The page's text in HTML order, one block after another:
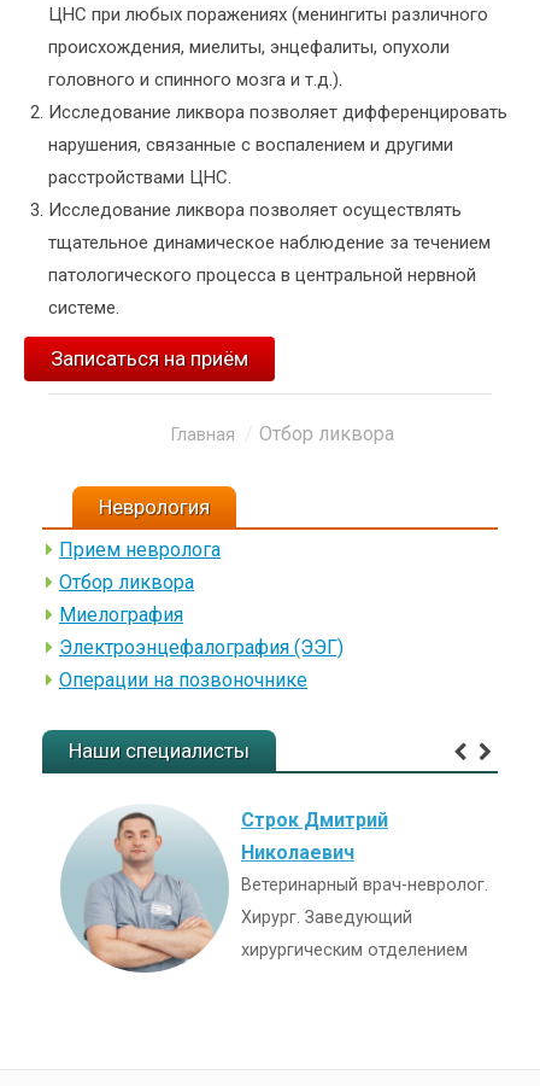
ЦНС при любых поражениях (менингиты различного
происхождения, миелиты, энцефалиты, опухоли
головного и спинного мозга и т.д.).
Исследование ликвора позволяет дифференцировать
нарушения, связанные с воспалением и другими
расстройствами ЦНС.
Исследование ликвора позволяет осуществлять
тщательное динамическое наблюдение за течением
патологического процесса в центральной нервной
системе.
Записаться на приём
Главная Отбор ликвора
Неврология
Прием невролога
Отбор ликвора
Миелография
Электроэнцефалография (ЭЭГ)
Операции на позвоночнике
Наши специалисты
Строк Дмитрий
Николаевич
Ветеринарный врач-невролог.
Хирург. Заведующий
хирургическим отделением